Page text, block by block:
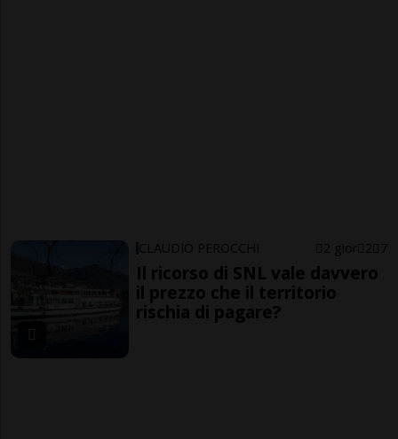
CLAUDIO PEROCCHI 2 gior 2 7
Il ricorso di SNL vale davvero
il prezzo che il territorio
rischia di pagare?